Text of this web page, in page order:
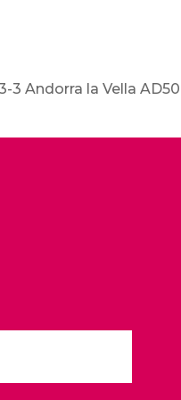
3 Andorra la Vella